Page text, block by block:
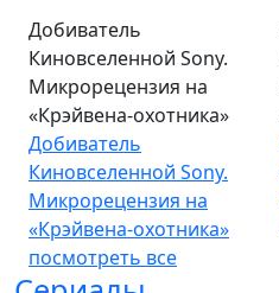
Добиватель
Киновселенной Sony.
Микрорецензия на
«Крэйвена-охотника»
Добиватель
Киновселенной Sony.
Микрорецензия на
«Крэйвена-охотника»
посмотреть все